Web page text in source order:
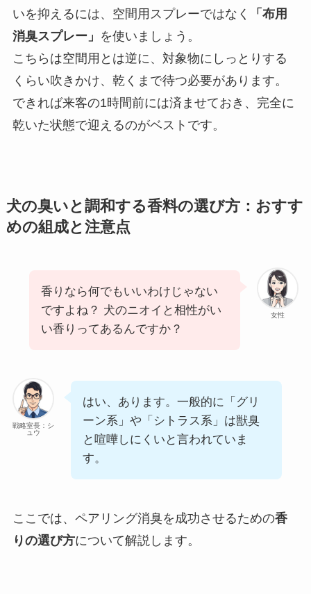
いを抑えるには、空間用スプレーではなく
「布用
消臭スプレー」 を使いましょう。
こちらは空間用とは逆に、対象物にしっとりする
くらい吹きかけ、乾くまで待つ必要があります。
できれば来客の1時間前には済ませておき、完全に
乾いた状態で迎えるのがベストです。
犬の臭いと調和する香料の選び方：おすす
めの組成と注意点
女性
香りなら何でもいいわけじゃない
ですよね？ 犬のニオイと相性がい
い香りってあるんですか？
戦略室長：シ
ュウ
はい、あります。一般的に「グリ
ーン系」や「シトラス系」は獣臭
と喧嘩しにくいと言われていま
す。
ここでは、ペアリング消臭を成功させるための香
りの選び方について解説します。